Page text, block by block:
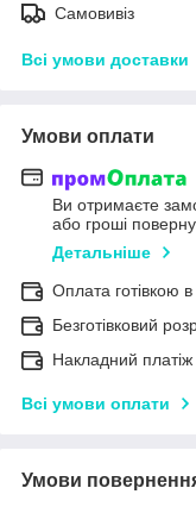
Самовивіз
Всі умови доставки
Умови оплати
Ви отримаєте
або гроші
Детальніше
Оплата готівкою в
Безготівковий
Накладний
Всі умови оплати
Умови